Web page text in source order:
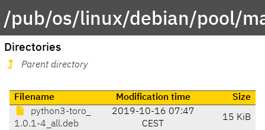
/pub/os/linux/debian/pool/
Directories
Parent directory
Filename Modification time
Size
python3-toro_
1.0.1-4_all.deb
2019-10-16 07:47
CEST
15 KiB